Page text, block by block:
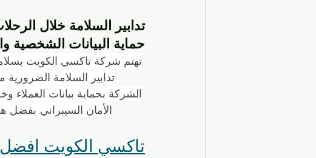
تدابير السلامة خلال
حماية البيانات الشخصية
تدابير السلامة الضرورية
الشركة بحماية بيانات العملاء
الأمان السيبراني. بفضل
تاكسي الكويت افضل